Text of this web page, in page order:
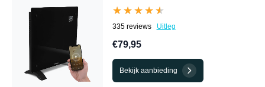
★★★★★
★★★★★
335 reviews Uitleg
€79,95
Bekijk aanbieding